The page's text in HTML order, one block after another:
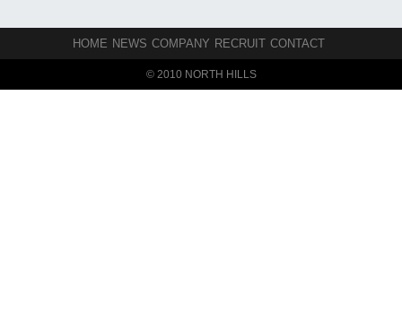
HOME NEWS COMPANY RECRUIT CONTACT
© 2010 NORTH HILLS